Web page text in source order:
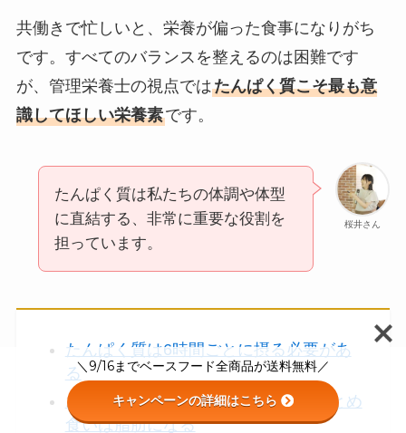
共働きで忙しいと、栄養が偏った食事になりがち
です。すべてのバランスを整えるのは困難です
が、管理栄養士の視点ではたんぱく質こそ最も意
識してほしい栄養素です。
桜井さん
たんぱく質は私たちの体調や体型
に直結する、非常に重要な役割を
担っています。
たんぱく質は6時間ごとに摂る必要があ
る
1回に吸収できる上限は30g。夜のまとめ
食いは脂肪になる
＼9/16までベースフード全商品が送料無料／
キャンペーンの詳細はこちら